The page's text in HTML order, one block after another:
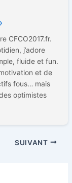
CFCO2017.fr.
j’adore
fluide et fun.
et de
fous… mais
optimistes
SUIVANT